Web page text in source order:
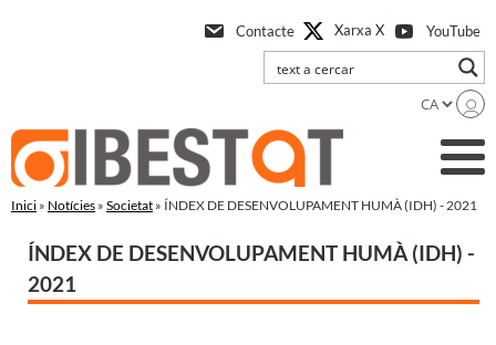
a
l'contingut
Contacte Xarxa X YouTube
Inici » Notícies » Societat » ÍNDEX DE DESENVOLUPAMENT HUMÀ (IDH) - 2021
ÍNDEX DE DESENVOLUPAMENT HUMÀ (IDH) -
2021